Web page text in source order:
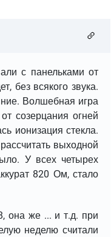
с панельками от
без всякого звука.
Волшебная игра
созерцания огней
ионизация стекла.
выходной
У всех четырех
820 Ом, стало
она же ... и т.д. при
неделю считали